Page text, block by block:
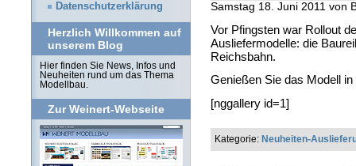
Samstag 18. Juni 2011 von
Vor Pfingsten war Rollout
Ausliefermodelle: die
Reichsbahn.
Genießen Sie das Modell
[nggallery id=1]
Kategorie: Neuheiten-
Datenschutzerklärung
Herzlich Willkommen auf
unserem Blog
Hier finden Sie News, Infos und
Neuheiten rund um das Thema
Modellbau.
Zur Weinert-Webseite